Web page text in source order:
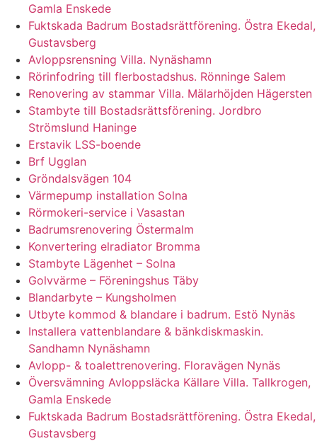
Gamla Enskede
Fuktskada Badrum Bostadsrättförening. Östra Ekedal,
Gustavsberg
Avloppsrensning Villa. Nynäshamn
Rörinfodring till flerbostadshus. Rönninge Salem
Renovering av stammar Villa. Mälarhöjden Hägersten
Stambyte till Bostadsrättsförening. Jordbro
Strömslund Haninge
Erstavik LSS-boende
Brf Ugglan
Gröndalsvägen 104
Värmepump installation Solna
Rörmokeri-service i Vasastan
Badrumsrenovering Östermalm
Konvertering elradiator Bromma
Stambyte Lägenhet – Solna
Golvvärme – Föreningshus Täby
Blandarbyte – Kungsholmen
Utbyte kommod & blandare i badrum. Estö Nynäs
Installera vattenblandare & bänkdiskmaskin.
Sandhamn Nynäshamn
Avlopp- & toalettrenovering. Floravägen Nynäs
Översvämning Avloppsläcka Källare Villa. Tallkrogen,
Gamla Enskede
Fuktskada Badrum Bostadsrättförening. Östra Ekedal,
Gustavsberg